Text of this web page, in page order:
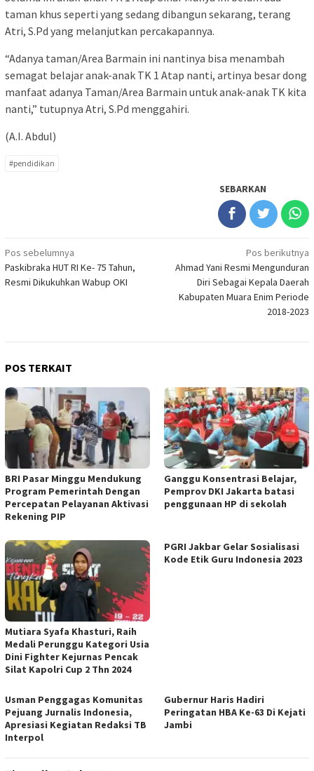
taman khus seperti yang sedang dibangun sekarang, terang
Atri, S.Pd yang melanjutkan percakapannya.
“Adanya taman/Area Barmain ini nantinya bisa menambah
semagat belajar anak-anak TK 1 Atap nanti, artinya besar dong
manfaat adanya Taman/Area Barmain untuk anak-anak TK kita
nanti,” tutupnya Atri, S.Pd menggahiri.
(A.I. Abdul)
#pendidikan
SEBARKAN
Navigasi
pos
Pos sebelumnya
Paskibraka HUT RI Ke- 75 Tahun,
Resmi Dikukuhkan Wabup OKI
Pos berikutnya
Ahmad Yani Resmi Mengunduran
Diri Sebagai Kepala Daerah
Kabupaten Muara Enim Periode
2018-2023
POS TERKAIT
BRI Pasar Minggu Mendukung
Program Pemerintah Dengan
Percepatan Pelayanan Aktivasi
Rekening PIP
Ganggu Konsentrasi Belajar,
Pemprov DKI Jakarta batasi
penggunaan HP di sekolah
Mutiara Syafa Khasturi, Raih
Medali Perunggu Kategori Usia
Dini Fighter Kejurnas Pencak
Silat Kapolri Cup 2 Thn 2024
PGRI Jakbar Gelar Sosialisasi
Kode Etik Guru Indonesia 2023
Usman Penggagas Komunitas
Pejuang Jurnalis Indonesia,
Apresiasi Kegiatan Redaksi TB
Interpol
Gubernur Haris Hadiri
Peringatan HBA Ke-63 Di Kejati
Jambi